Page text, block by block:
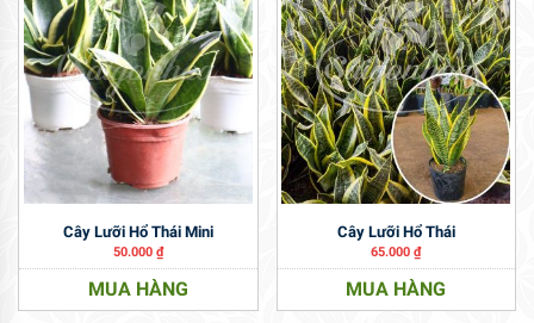
Cây Lưỡi Hổ Thái Mini
50.000 ₫
MUA HÀNG
Cây Lưỡi Hổ Thái
65.000₫
MUA HÀNG